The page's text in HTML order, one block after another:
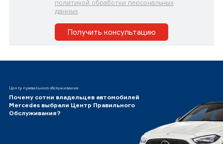
политикой обработки персональных
данных
Получить консультацию
Центр правильного обслуживания
Почему сотни владельцев автомобилей
Mercedes выбрали Центр Правильного
Обслуживания?